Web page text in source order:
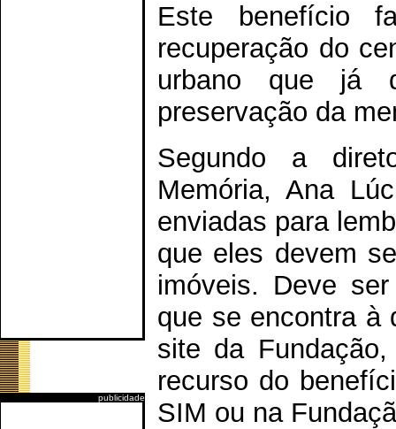
publicidade
Este benefício
recuperação do
urbano que já
preservação da
Segundo a
Memória, Ana
enviadas para
que eles devem
imóveis. Deve
que se encontra à
site da
recurso do
SIM ou na